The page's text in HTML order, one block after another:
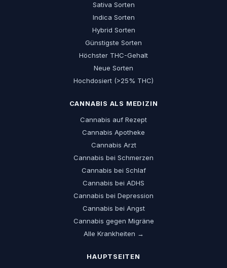
Sativa Sorten
Indica Sorten
Hybrid Sorten
Günstigste Sorten
Höchster THC-Gehalt
Neue Sorten
Hochdosiert (>25% THC)
CANNABIS ALS MEDIZIN
Cannabis auf Rezept
Cannabis Apotheke
Cannabis Arzt
Cannabis bei Schmerzen
Cannabis bei Schlaf
Cannabis bei ADHS
Cannabis bei Depression
Cannabis bei Angst
Cannabis gegen Migräne
Alle Krankheiten →
HAUPTSEITEN